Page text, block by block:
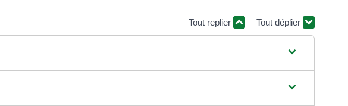
Tout replier Tout déplier